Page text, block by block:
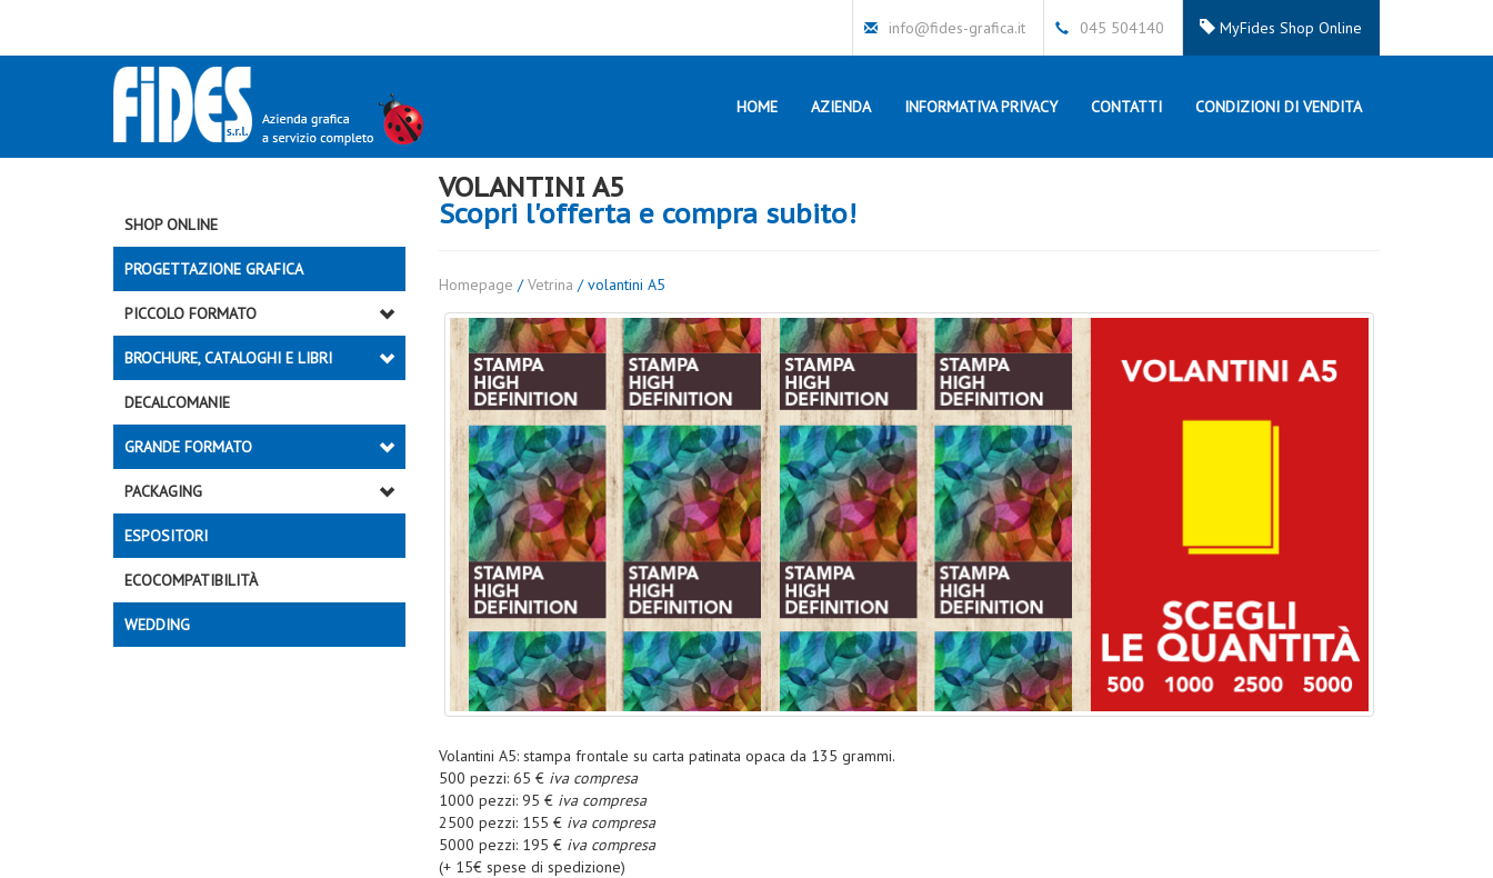
MyFides Shop Online
045 504140
info@fides-grafica.it
HOME AZIENDA INFORMATIVA PRIVACY CONTATTI CONDIZIONI DI VENDITA
SHOP ONLINE
PROGETTAZIONE GRAFICA
PICCOLO FORMATO
BROCHURE, CATALOGHI E LIBRI
DECALCOMANIE
GRANDE FORMATO
PACKAGING
ESPOSITORI
ECOCOMPATIBILITÀ
WEDDING
VOLANTINI A5
Scopri l'offerta e compra subito!
Homepage /Vetrina / volantini A5
Volantini A5: stampa frontale su carta patinata opaca da 135 grammi.
500 pezzi: 65 € iva compresa
1000 pezzi: 95 € iva compresa
2500 pezzi: 155 € iva compresa
5000 pezzi: 195 € iva compresa
(+ 15€ spese di spedizione)